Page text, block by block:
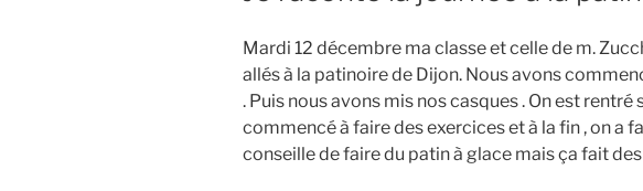
Mardi 12 décembre ma classe et celle de m.
allés à la patinoire de Dijon. Nous avons
. Puis nous avons mis nos casques . On est rentré
commencé à faire des exercices et à la fin , on a
conseille de faire du patin à glace mais ça fait